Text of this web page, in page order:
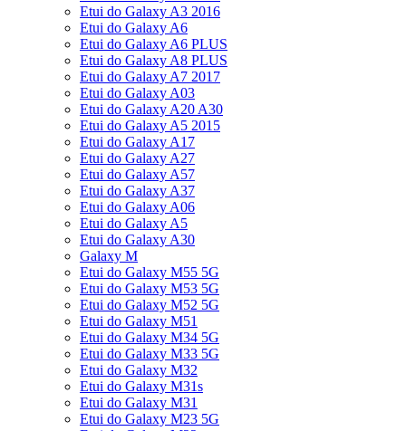
Etui do Galaxy A3 2016
Etui do Galaxy A6
Etui do Galaxy A6 PLUS
Etui do Galaxy A8 PLUS
Etui do Galaxy A7 2017
Etui do Galaxy A03
Etui do Galaxy A20 A30
Etui do Galaxy A5 2015
Etui do Galaxy A17
Etui do Galaxy A27
Etui do Galaxy A57
Etui do Galaxy A37
Etui do Galaxy A06
Etui do Galaxy A5
Etui do Galaxy A30
Galaxy M
Etui do Galaxy M55 5G
Etui do Galaxy M53 5G
Etui do Galaxy M52 5G
Etui do Galaxy M51
Etui do Galaxy M34 5G
Etui do Galaxy M33 5G
Etui do Galaxy M32
Etui do Galaxy M31s
Etui do Galaxy M31
Etui do Galaxy M23 5G